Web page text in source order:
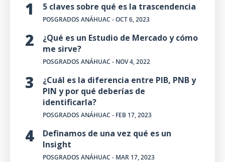
5 claves sobre qué es la trascendencia
POSGRADOS ANÁHUAC - OCT 6, 2023
¿Qué es un Estudio de Mercado y cómo
me sirve?
POSGRADOS ANÁHUAC - NOV 4, 2022
¿Cuál es la diferencia entre PIB, PNB y
PIN y por qué deberías de
identificarla?
POSGRADOS ANÁHUAC - FEB 17, 2023
Definamos de una vez qué es un
Insight
POSGRADOS ANÁHUAC - MAR 17, 2023